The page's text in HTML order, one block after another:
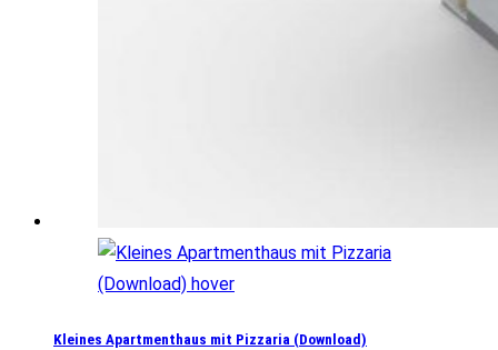
Kleines Apartmenthaus mit Pizzaria (Download)